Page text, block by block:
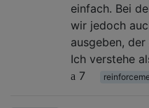
einfach. Bei
wir jedoch
ausgeben,
Ich verstehe
7